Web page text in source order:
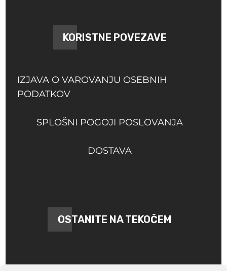
KORISTNE POVEZAVE
IZJAVA O VAROVANJU OSEBNIH
PODATKOV
SPLOŠNI POGOJI POSLOVANJA
DOSTAVA
OSTANITE NA TEKOČEM